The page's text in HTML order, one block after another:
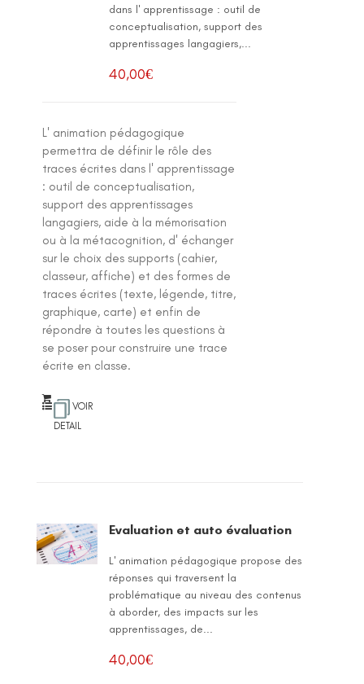
dans l' apprentissage : outil de
conceptualisation, support des
apprentissages langagiers,...
40,00€
L' animation pédagogique
permettra de définir le rôle des
traces écrites dans l' apprentissage
: outil de conceptualisation,
support des apprentissages
langagiers, aide à la mémorisation
ou à la métacognition, d' échanger
sur le choix des supports (cahier,
classeur, affiche) et des formes de
traces écrites (texte, légende, titre,
graphique, carte) et enfin de
répondre à toutes les questions à
se poser pour construire une trace
écrite en classe.
VOIR
DETAIL
Evaluation et auto évaluation
L' animation pédagogique propose des
réponses qui traversent la
problématique au niveau des contenus
à aborder, des impacts sur les
apprentissages, de...
40,00€